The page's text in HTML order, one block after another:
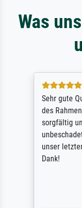
Was
Sehr gute
des
sorgfältig
unser
Dank!